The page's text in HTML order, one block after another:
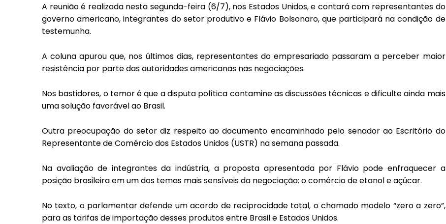
A reunião é realizada nesta segunda-feira (6/7), nos Estados Unidos, e contará com representantes do
governo americano, integrantes do setor produtivo e Flávio Bolsonaro, que participará na condição de
testemunha.
A coluna apurou que, nos últimos dias, representantes do empresariado passaram a perceber maior
resistência por parte das autoridades americanas nas negociações.
Nos bastidores, o temor é que a disputa política contamine as discussões técnicas e dificulte ainda mais
uma solução favorável ao Brasil.
Outra preocupação do setor diz respeito ao documento encaminhado pelo senador ao Escritório do
Representante de Comércio dos Estados Unidos (USTR) na semana passada.
Na avaliação de integrantes da indústria, a proposta apresentada por Flávio pode enfraquecer a
posição brasileira em um dos temas mais sensíveis da negociação: o comércio de etanol e açúcar.
No texto, o parlamentar defende um acordo de reciprocidade total, o chamado modelo “zero a zero”,
para as tarifas de importação desses produtos entre Brasil e Estados Unidos.